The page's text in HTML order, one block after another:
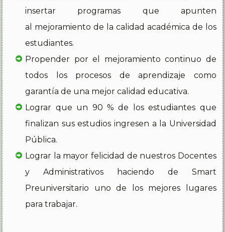
insertar programas que apunten
al mejoramiento de la calidad académica de los
estudiantes.
Propender por el mejoramiento continuo de
todos los procesos de aprendizaje como
garantía de una mejor calidad educativa.
Lograr que un 90 % de los estudiantes que
finalizan sus estudios ingresen a la Universidad
Pública.
Lograr la mayor felicidad de nuestros Docentes
y Administrativos haciendo de Smart
Preuniversitario uno de los mejores lugares
para trabajar.